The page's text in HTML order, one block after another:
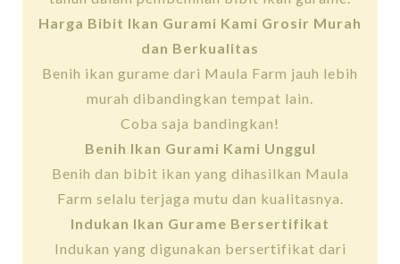
Harga Bibit Ikan Gurami Kami Grosir Murah
dan Berkualitas
Benih ikan gurame dari Maula Farm jauh lebih
murah dibandingkan tempat lain.
Coba saja bandingkan!
Benih Ikan Gurami Kami Unggul
Benih dan bibit ikan yang dihasilkan Maula
Farm selalu terjaga mutu dan kualitasnya.
Indukan Ikan Gurame Bersertifikat
Indukan yang digunakan bersertifikat dari